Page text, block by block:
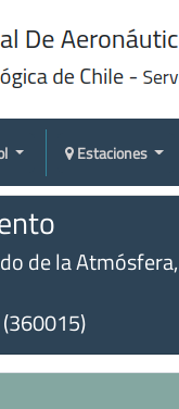
Estaciones
de la